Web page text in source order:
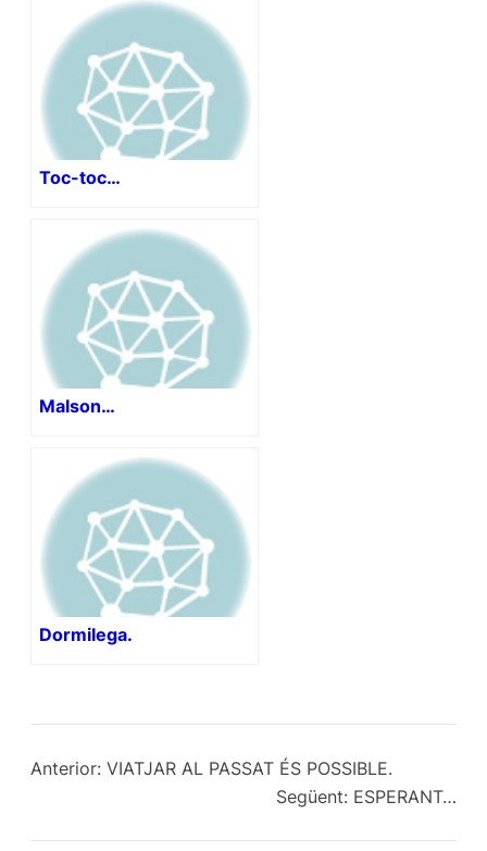
Toc-toc…
Malson…
Dormilega.
Anterior: VIATJAR AL PASSAT ÉS POSSIBLE.
Següent: ESPERANT…